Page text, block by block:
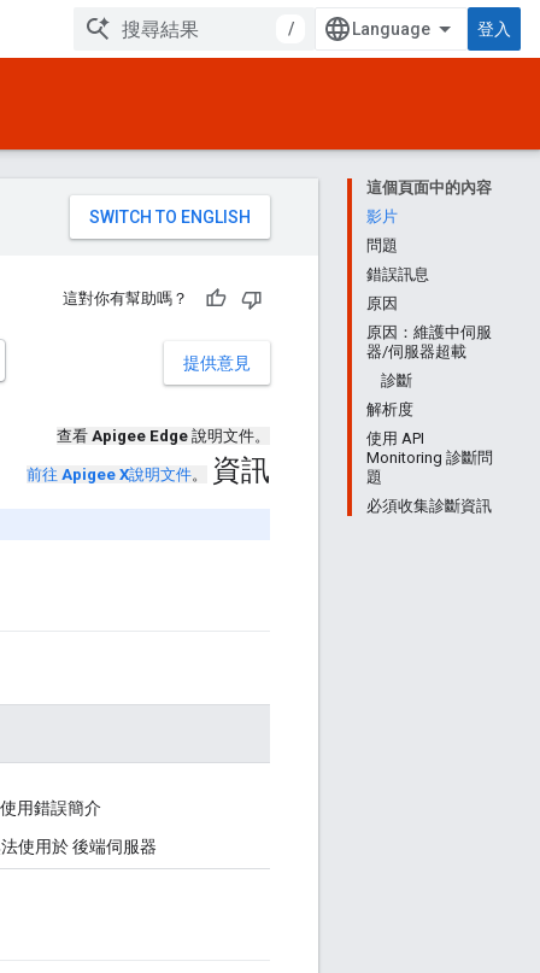
/ 登入
這個頁面中的內容
影片
問題
錯誤訊息
原因
原因：維護中伺服
器/伺服器超載
診斷
解析度
使用 API
Monitoring 診斷問
題
必須收集診斷資訊
這對你有幫助嗎？
提供意見
查看 Apigee Edge 說明文件。
前往 Apigee X說明文件。 資訊
用錯誤簡介
使用於 後端伺服器